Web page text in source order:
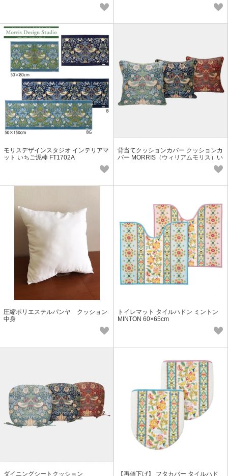
モリスデザインスタジオ インテリアマ
ット いちご泥棒 FT1702A
背当てクッションカバー クッションカ
バー MORRIS（ウィリアムモリス）い
圧縮ポリエステルパンヤ クッション
中身
トイレマット タイルハドン ミントン
MINTON 60×65cm
ダイニングシートクッション
【再値下げ】 フタカバー タイルハド